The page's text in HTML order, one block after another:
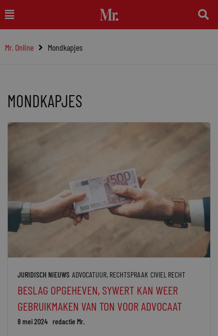
naar
inhoud
Main
Menu
Mr. Online Mondkapjes
MONDKAPJES
JURIDISCH NIEUWS ADVOCATUUR, RECHTSPRAAK CIVIEL RECHT
BESLAG OPGEHEVEN, SYWERT KAN WEER
GEBRUIKMAKEN VAN TON VOOR ADVOCAAT
8 mei 2024 redactie Mr.